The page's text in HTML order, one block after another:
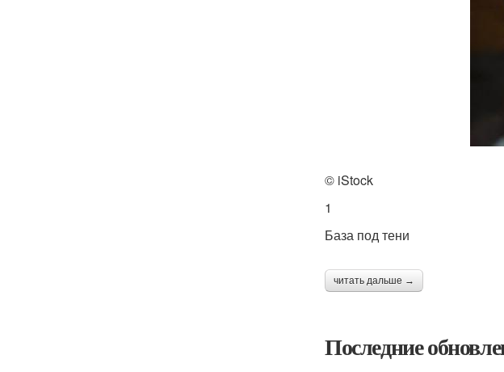
© iStock
1
База под тени
читать дальше →
Последние